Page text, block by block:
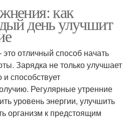
как
день улучшит
отличный способ начать
Зарядка не только улучшает
способствует
Регулярные утренние
уровень энергии, улучшить
организм к предстоящим